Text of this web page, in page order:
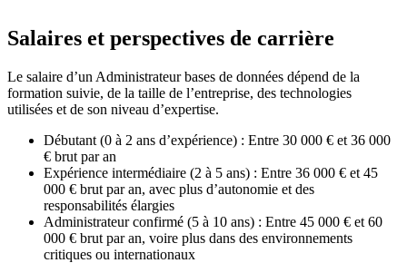
Salaires et perspectives de carrière
Le salaire d’un Administrateur bases de données dépend de la
formation suivie, de la taille de l’entreprise, des technologies
utilisées et de son niveau d’expertise.
Débutant (0 à 2 ans d’expérience) : Entre 30 000 € et 36 000
€ brut par an
Expérience intermédiaire (2 à 5 ans) : Entre 36 000 € et 45
000 € brut par an, avec plus d’autonomie et des
responsabilités élargies
Administrateur confirmé (5 à 10 ans) : Entre 45 000 € et 60
000 € brut par an, voire plus dans des environnements
critiques ou internationaux